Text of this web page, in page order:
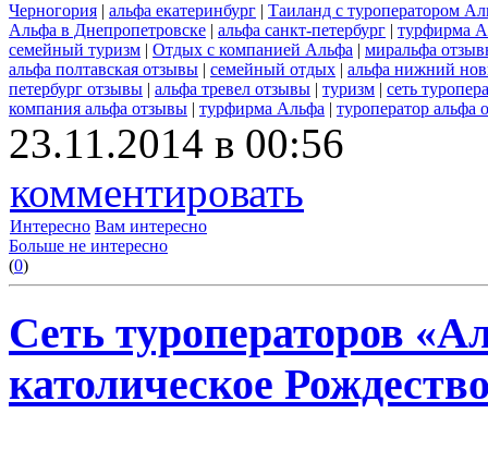
Черногория | альфа екатеринбург | Таиланд с туроператором
Альфа в Днепропетровске | альфа санкт-петербург | турфирма
семейный туризм | Отдых с компанией Альфа | миральфа
альфа полтавская отзывы | семейный отдых | альфа нижний
петербург отзывы | альфа тревел отзывы | туризм | сеть
компания альфа отзывы | турфирма Альфа | туроператор альфа
23.11.2014 в 00:56
комментировать
Интересно Вам интересно
Больше не интересно
(0)
Сеть туроператоров
католическое